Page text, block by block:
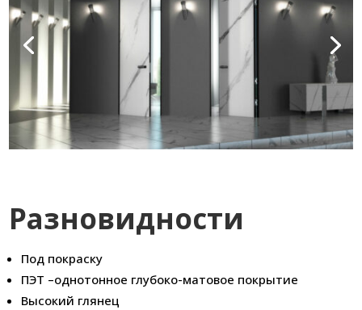
Разновидности
Под покраску
ПЭТ –однотонное глубоко-матовое покрытие
Высокий глянец